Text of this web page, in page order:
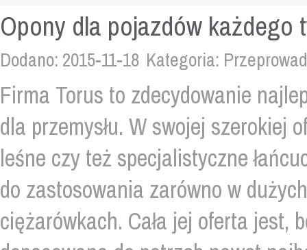
Opony dla pojazdów każdego
Dodano: 2015-11-18 Kategoria:
Firma Torus to zdecydowanie
dla przemysłu. W swojej szerokiej
leśne czy też specjalistyczne
do zastosowania zarówno w
ciężarówkach. Cała jej oferta jest,